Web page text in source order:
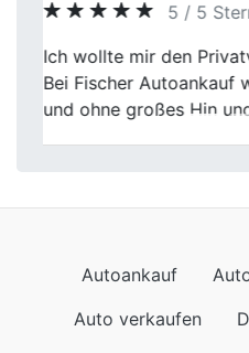
5 / 5
Unkomplizierte
pünktlich